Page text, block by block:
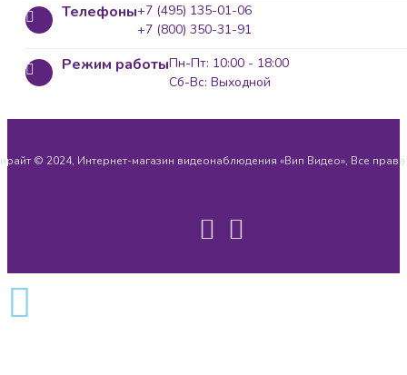
Телефоны+7 (495) 135-01-06
+7 (800) 350-31-91
Режим работыПн-Пт: 10:00 - 18:00
Сб-Вс: Выходной
© 2024, Интернет-магазин видеонаблюдения «Вип Видео», Все